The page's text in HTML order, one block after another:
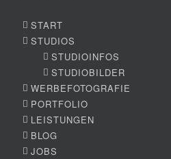
START
STUDIOS
STUDIOINFOS
STUDIOBILDER
WERBEFOTOGRAFIE
PORTFOLIO
LEISTUNGEN
BLOG
JOBS